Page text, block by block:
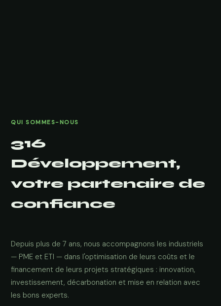
QUI SOMMES-NOUS
316
Développement,
votre partenaire de
confiance
Depuis plus de 7 ans, nous accompagnons les industriels
— PME et ETI — dans l'optimisation de leurs coûts et le
financement de leurs projets stratégiques : innovation,
investissement, décarbonation et mise en relation avec
les bons experts.